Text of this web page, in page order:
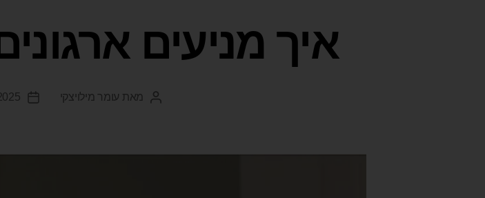
איך מניעים
מאת עומר מילויצקי